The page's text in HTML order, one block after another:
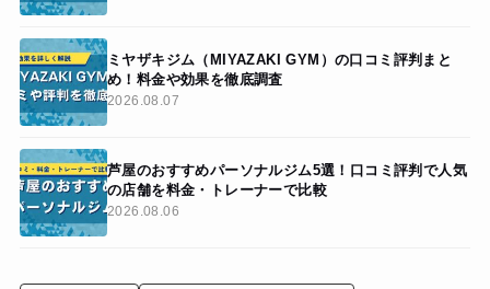
ミヤザキジム（MIYAZAKI GYM）の口コミ評判まと
め！料金や効果を徹底調査
2026.08.07
芦屋のおすすめパーソナルジム5選！口コミ評判で人気
の店舗を料金・トレーナーで比較
2026.08.06